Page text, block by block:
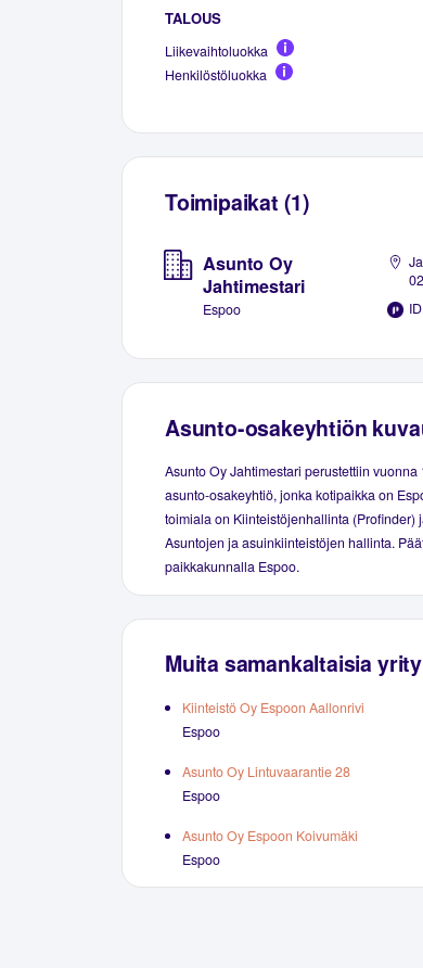
TALOUS
Liikevaihtoluokka
Henkilöstöluokka
Toimipaikat (1)
Asunto Oy
Jahtimestari
Espoo
Asunto-osakeyhtiön
Asunto Oy Jahtimestari perustettiin vuonna
asunto-osakeyhtiö, jonka kotipaikka on
toimiala on Kiinteistöjenhallinta (Profinder)
Asuntojen ja asuinkiinteistöjen hallinta.
paikkakunnalla Espoo.
Muita samankaltaisia
Kiinteistö Oy Espoon Aallonrivi
Espoo
Asunto Oy Lintuvaarantie 28
Espoo
Asunto Oy Espoon Koivumäki
Espoo